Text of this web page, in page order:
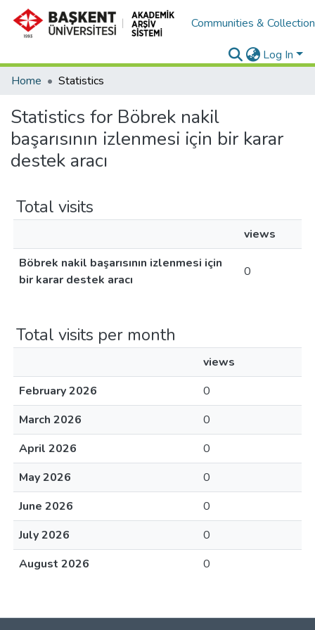
Communities &
Log In
Home
Statistics
Statistics for Böbrek nakil
başarısının izlenmesi için bir karar
destek aracı
Total visits
views
Böbrek nakil başarısının izlenmesi için
bir karar destek aracı
0
Total visits per month
views
February 2026
0
March 2026
0
April 2026
0
May 2026
0
June 2026
0
July 2026
0
August 2026
0